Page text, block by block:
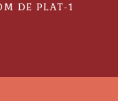
DE PLAT-1